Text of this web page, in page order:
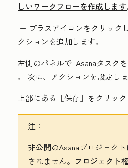
しいワークフローを作成します
[+]プラスアイコンをクリック
クションを追加します。
左側のパネルで[Asanaタスク
。
次に、アクションを設定しま
上部にある［保存］をクリック
注：
非公開のAsanaプロジェク
されません。 プロジェクト